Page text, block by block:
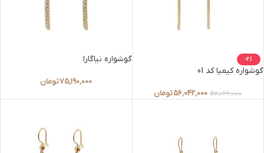
-2%
گوشواره کیمیا کد 01
57,066,000
56,042,000تومان
گوشواره نیاگارا
75,190,000تومان